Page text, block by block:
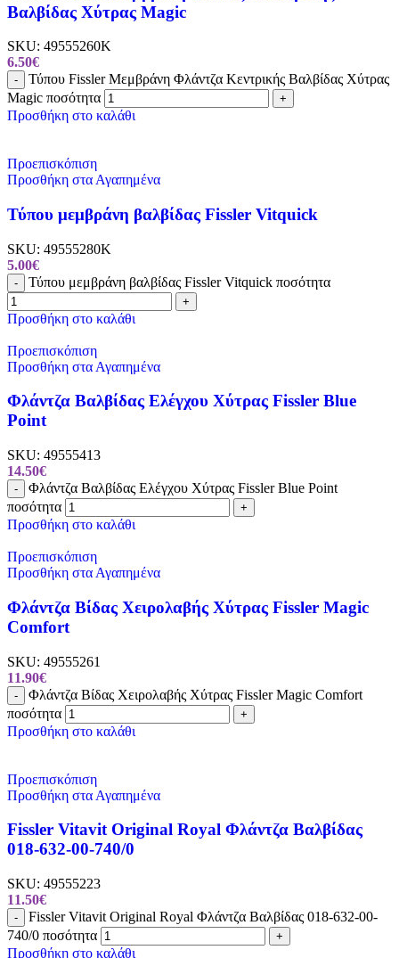
Βαλβίδας Χύτρας Magic
SKU: 49555260K
6.50€
-
Τύπου Fissler Μεμβράνη Φλάντζα Κεντρικής Βαλβίδας Χύτρας
Magic ποσότητα
+
Προσθήκη στο καλάθι
Προεπισκόπιση
Προσθήκη στα Αγαπημένα
Τύπου μεμβράνη βαλβίδας Fissler Vitquick
SKU: 49555280K
5.00€
- Τύπου μεμβράνη βαλβίδας Fissler Vitquick ποσότητα
+
Προσθήκη στο καλάθι
Προεπισκόπιση
Προσθήκη στα Αγαπημένα
Φλάντζα Βαλβίδας Ελέγχου Χύτρας Fissler Blue
Point
SKU: 49555413
14.50€
-
Φλάντζα Βαλβίδας Ελέγχου Χύτρας Fissler Blue Point
ποσότητα
+
Προσθήκη στο καλάθι
Προεπισκόπιση
Προσθήκη στα Αγαπημένα
Φλάντζα Βίδας Χειρολαβής Χύτρας Fissler Magic
Comfort
SKU: 49555261
11.90€
-
Φλάντζα Βίδας Χειρολαβής Χύτρας Fissler Magic Comfort
ποσότητα
+
Προσθήκη στο καλάθι
Προεπισκόπιση
Προσθήκη στα Αγαπημένα
Fissler Vitavit Original Royal Φλάντζα Βαλβίδας
018-632-00-740/0
SKU: 49555223
11.50€
-
Fissler Vitavit Original Royal Φλάντζα Βαλβίδας 018-632-00-
740/0 ποσότητα
+
Προσθήκη στο καλάθι